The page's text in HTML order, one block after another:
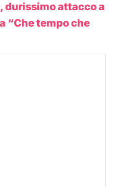
durissimo attacco a
“Che tempo che